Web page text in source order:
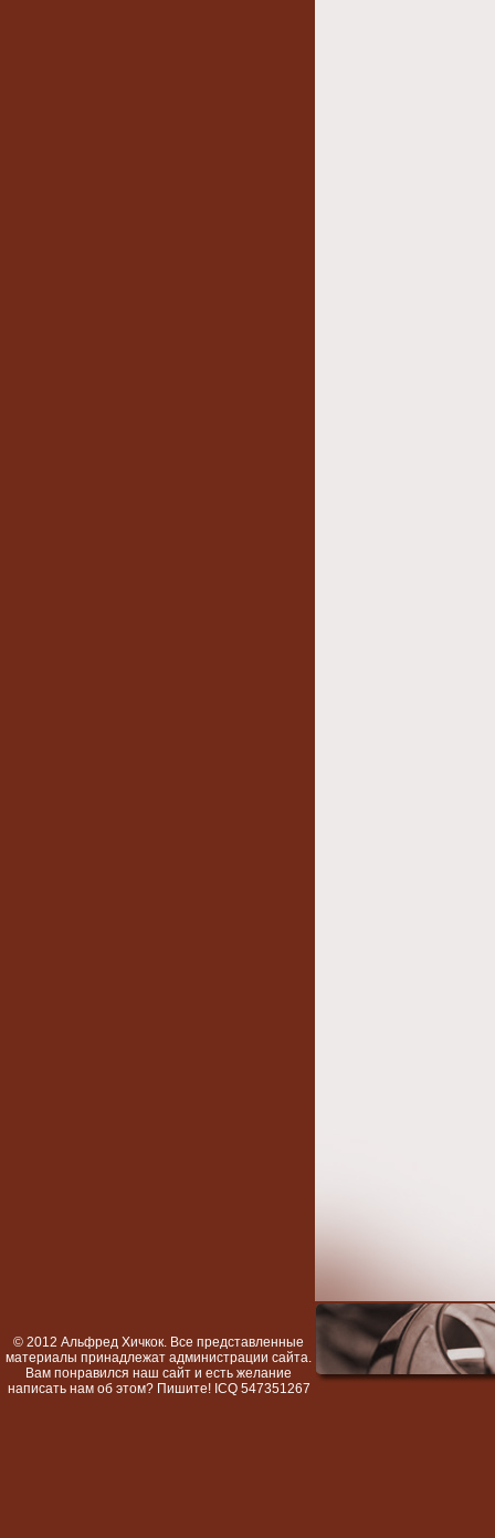
© 2012 Альфред Хичкок. Все представленные
материалы принадлежат администрации сайта.
Вам понравился наш сайт и есть желание
написать нам об этом? Пишите! ICQ 547351267